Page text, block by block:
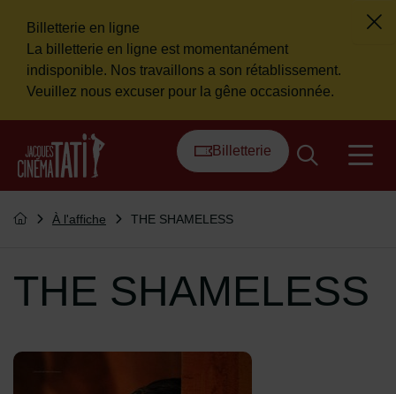
Flash info
Billetterie en ligne
La billetterie en ligne est momentanément
indisponible. Nos travaillons a son rétablissement.
Veuillez nous excuser pour la gêne occasionnée.
Retour à l'accueil
Billetterie
Vous êtes ici :
Retourner à l'accueil
À l'affiche THE SHAMELESS
THE SHAMELESS